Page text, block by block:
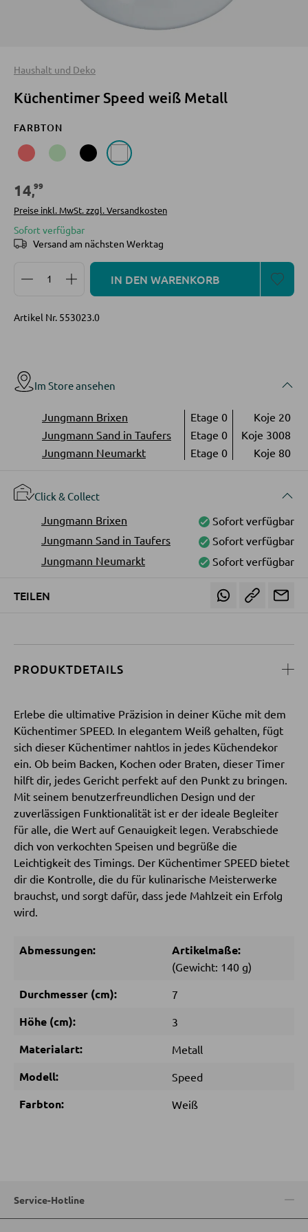
Sofa Zubehör
KOMMODEN UND SIDEBOARDS
Kommoden
Highboards
Lowboards
REGALE
Wandregale
Bücherregale
Holzregale
Vitrinen
Vitrinenschränke
TV-Elemente
WOHNZIMMERTISCHE
Relaxsessel
Ohrensessel
Fernsehsessel
HOCKER
Sitzhocker
Barhocker
Poufs
Sitzsäcke
SCHLAFEN
Doppelbetten
Polsterbetten
Komplette Schlafzimmer
Matratzenzubehör
Deckenleuchten
Tischlampen
Spots und Strahler
Wandleuchten
LED BELEUCHTUNG
LED-Deckenleuchten
LED-Stehlampen
LED-Wandleuchten
LED-Tischleuchten
AUSSENBELEUCHTUNG
LEUCHTENSERIEN
Haushalt und Deko
Küchentimer Speed weiß Metall
FARBTON
14,99
Preise inkl. MwSt. zzgl. Versandkosten
Sofort verfügbar
Versand am nächsten Werktag
Produkt Anzahl: Gib den gewünschten Wert ein
IN DEN WARENKORB
Artikel Nr. 553023.0
Im Store ansehen
Jungmann Brixen Etage 0
Koje 20
Jungmann Sand in Taufers
Etage 0
Koje 3008
Jungmann Neumarkt
Etage 0 Koje 80
Click & Collect
Jungmann Brixen
Sofort verfügbar
Jungmann Sand in Taufers
Sofort verfügbar
Jungmann Neumarkt
Sofort verfügbar
TEILEN
PRODUKTDETAILS
Erlebe die ultimative Präzision in deiner Küche mit dem
Küchentimer SPEED. In elegantem Weiß gehalten, fügt
sich dieser Küchentimer nahtlos in jedes Küchendekor
ein. Ob beim Backen, Kochen oder Braten, dieser Timer
hilft dir, jedes Gericht perfekt auf den Punkt zu bringen.
Mit seinem benutzerfreundlichen Design und der
zuverlässigen Funktionalität ist er der ideale Begleiter
für alle, die Wert auf Genauigkeit legen. Verabschiede
dich von verkochten Speisen und begrüße die
Leichtigkeit des Timings. Der Küchentimer SPEED bietet
dir die Kontrolle, die du für kulinarische Meisterwerke
brauchst, und sorgt dafür, dass jede Mahlzeit ein Erfolg
wird.
Abmessungen: Artikelmaße:
(Gewicht: 140 g)
Durchmesser (cm): 7
Höhe (cm): 3
Materialart: Metall
Modell: Speed
Farbton: Weiß
Service-Hotline